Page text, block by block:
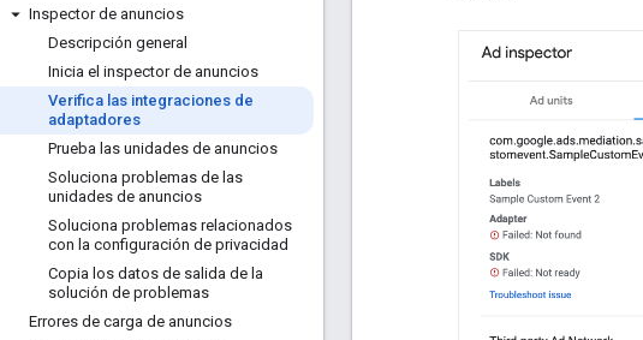
Inspector de anuncios
Descripción general
Inicia el inspector de anuncios
Verifica las integraciones de
adaptadores
Prueba las unidades de anuncios
Soluciona problemas de las
unidades de anuncios
Soluciona problemas relacionados
con la configuración de privacidad
Copia los datos de salida de la
solución de problemas
Errores de carga de anuncios